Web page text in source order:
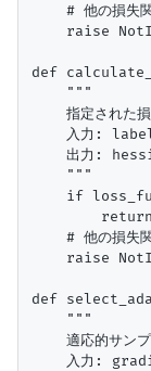
# 他の損失
raise
def
    """
指定された
入力:
出力:
    """
if
return
# 他の損失関
raise
def
    """
適応的サン
入力: